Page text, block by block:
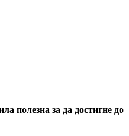
полезна за да достигне до